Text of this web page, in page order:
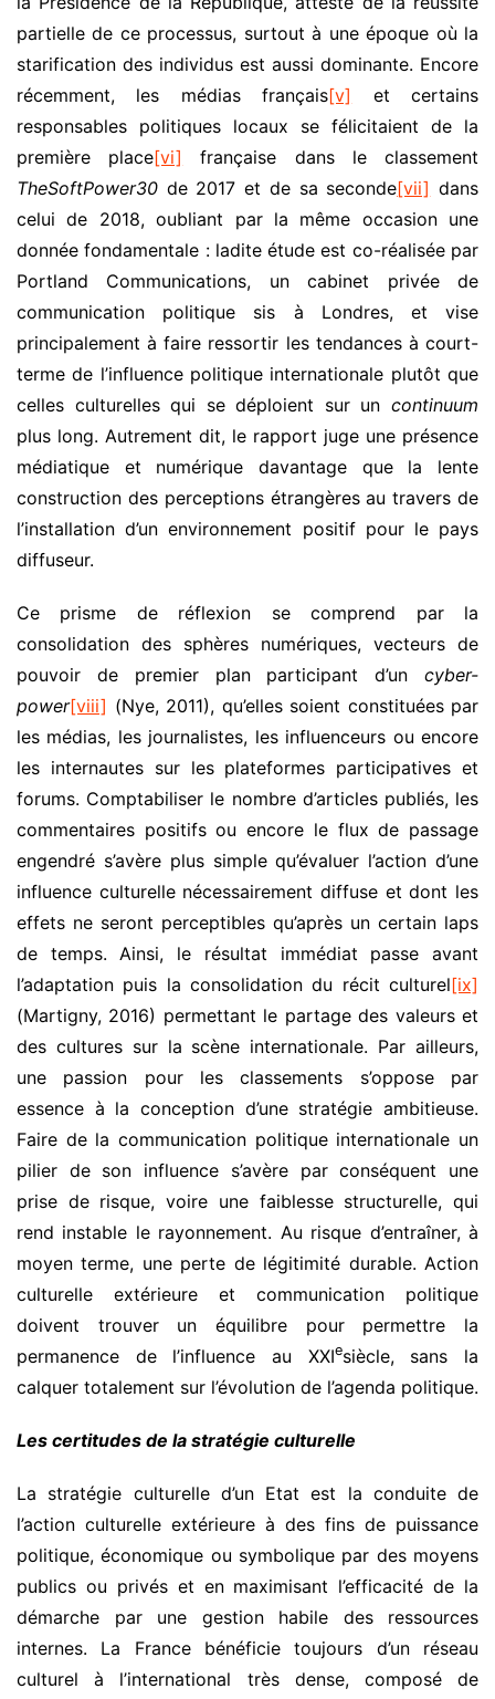
partielle de ce processus, surtout à une époque où la
starification des individus est aussi dominante. Encore
récemment, les médias français[v]
et certains
responsables politiques locaux se félicitaient de la
première place[vi]
française dans le classement
TheSoftPower30 de 2017 et de sa seconde[vii] dans
celui de 2018, oubliant par la même occasion une
donnée fondamentale : ladite étude est co-réalisée par
Portland Communications, un cabinet privée de
communication politique sis à Londres, et vise
principalement à faire ressortir les tendances à court-
terme de l’influence politique internationale plutôt que
celles culturelles qui se déploient sur un continuum
plus long. Autrement dit, le rapport juge une présence
médiatique et numérique davantage que la lente
construction des perceptions étrangères au travers de
l’installation d’un environnement positif pour le pays
diffuseur.
Ce prisme de réflexion se comprend par la
consolidation des sphères numériques, vecteurs de
pouvoir de premier plan participant d’un cyber-
power[viii] (Nye, 2011), qu’elles soient constituées par
les médias, les journalistes, les influenceurs ou encore
les internautes sur les plateformes participatives et
forums. Comptabiliser le nombre d’articles publiés, les
commentaires positifs ou encore le flux de passage
engendré s’avère plus simple qu’évaluer l’action d’une
influence culturelle nécessairement diffuse et dont les
effets ne seront perceptibles qu’après un certain laps
de temps. Ainsi, le résultat immédiat passe avant
l’adaptation puis la consolidation du récit culturel[ix]
(Martigny, 2016) permettant le partage des valeurs et
des cultures sur la scène internationale. Par ailleurs,
une passion pour les classements s’oppose par
essence à la conception d’une stratégie ambitieuse.
Faire de la communication politique internationale un
pilier de son influence s’avère par conséquent une
prise de risque, voire une faiblesse structurelle, qui
rend instable le rayonnement. Au risque d’entraîner, à
moyen terme, une perte de légitimité durable. Action
culturelle extérieure et communication politique
doivent trouver un équilibre pour permettre la
permanence de l’influence au XXIesiècle, sans la
calquer totalement sur l’évolution de l’agenda politique.
Les certitudes de la stratégie culturelle
La stratégie culturelle d’un Etat est la conduite de
l’action culturelle extérieure à des fins de puissance
politique, économique ou symbolique par des moyens
publics ou privés et en maximisant l’efficacité de la
démarche par une gestion habile des ressources
internes. La France bénéficie toujours d’un réseau
culturel à l’international très dense, composé de